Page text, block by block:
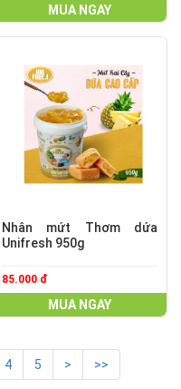
MUA NGAY
Nhân mứt Thơm dứa
Unifresh 950g
85.000 đ
MUA NGAY
4 5 > >>